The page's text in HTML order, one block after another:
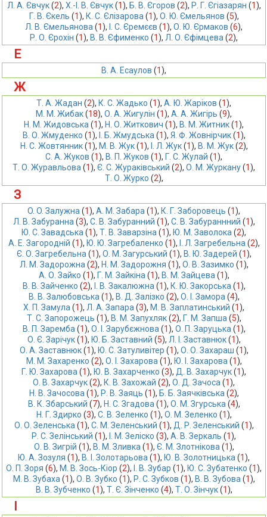
Л. А. Євчук (2), Х.-І. В. Євчук (1), Б. В. Єгоров (2), Р. Г. Єгіазарян (1),
Г. В. Єкель (1), К. С. Єлізарова (1), О. Ю. Ємельянов (5),
Л. В. Ємельянова (1), І. С. Єремєєв (1), О. Ю. Єрмаков (6),
Р. О. Єрохін (1), В. В. Єфименко (1), Л. О. Єфімцева (2),
Е
В. А. Есаулов (1),
Ж
Т. А. Жадан (2), К. С. Жадько (1), А. Ю. Жаріков (1),
М. М. Жибак (18), О. А. Жигулін (1), А. А. Жигірь (9),
Н. М. Жидовська (1), Н. О. Житкович (1), В. М. Житник (1),
В. О. Жмуденко (1), І. Б. Жмудська (1), Я. Ф. Жовнірчик (1),
Н. С. Жовтянник (1), М. В. Жук (1), І. Л. Жук (1), В. М. Жук (2),
С. А. Жуков (1), В. П. Жуков (1), Г. С. Жулай (1),
Т. О. Журавльова (1), Є. С. Жураківський (2), О. М. Журкану (1),
Т. О. Журко (2),
З
O. O. Зaлужнa (1), А. М. Забара (1), К. Г. Заборовець (1),
Л. В. Забуранна (3), С. В. Забуранний (1), С. В. Забураннний (1),
Ю. С. Завадська (1), Т. В. Заварзіна (1), Ю. М. Заволока (2),
А. Е. Загородній (1), Ю. Ю. Загребаленко (1), І. Л. Загребельна (2),
Є. О. Загребельна (1), О. М. Загурський (1), В. Ю. Задерей (1),
Л. М. Задорожна (2), Н. М. Задорожня (1), О. В. Зазимко (1),
А. О. Зайко (1), Г. М. Зайкіна (1), В. М. Зайцева (1),
В. В. Зайченко (2), І. В. Закалюжна (1), К. Ю. Закорська (1),
В. В. Залюбовська (1), В. Д. Залізко (2), О. І. Замора (4),
Х. П. Замула (1), Л. А. Запара (3), М. В. Заплатинський (1),
Т. С. Запорожець (1), В. М. Запухляк (2), Г. М. Запша (5),
В. П. Заремба (1), О. І. Зарубєжнова (1), О. П. Заруцька (1),
О. Є. Зарічук (1), Ю. Б. Заставний (5), Л. І. Заставнюк (1),
О. А. Заставнюк (1), Ю. С. Затуливітер (1), О. О. Захараш (1),
М. М. Захаренко (2), О. І. Захарова (1), Ю. І. Захарова (1),
Г. Ю. Захарова (1), Ю. В. Захарченко (3), Д. В. Захарчук (1),
О. В. Захарчук (2), К. В. Захожай (2), О. Д. Зачоса (1),
Н. В. Зачосова (1), Р. В. Заяць (1), Б. Б. Заячківська (2),
В. К. Збарський (7), Н. С. Згадова (1), О. М. Згурська (4),
Н. Г. Здирко (3), С. В. Зеленко (1), О. М. Зеленко (1),
О. О. Зеленська (1), С. М. Зеленський (1), Д. Р. Зеленський (1),
Р. С. Зелінський (1), І. М. Зеліско (3), А. В. Зеркаль (1),
О. В. Зигрій (1), В. М. Зливка (1), Є. М. Злотнікова (1),
Ю. А. Зозуля (1), В. І. Золотарьова (1), Ю. В. Золотницька (1),
О. П. Зоря (6), М. В. Зось-Кіор (2), І. В. Зубар (1), Ю. С. Зубатенко (1),
М. В. Зубаха (1), О. В. Зубко (1), Р. С. Зубков (1), В. В. Зубова (1),
В. В. Зубченко (1), Т. Є. Зінченко (4), Т. О. Зінчук (1),
І